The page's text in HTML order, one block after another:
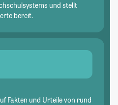
und stellt
bereit.
Fakten und Urteile von rund